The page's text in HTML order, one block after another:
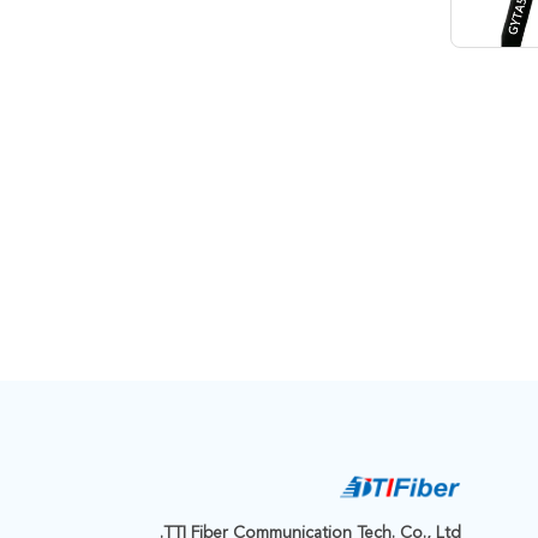
TTI Fiber Communication Tech. Co., Ltd.